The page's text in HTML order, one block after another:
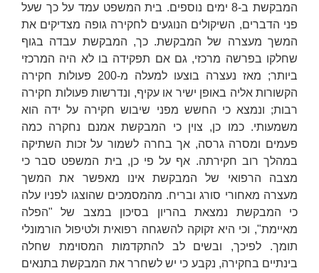
המבקשת ב-8 ימים נוספים. בית המשפט עמד על כך שעל
פני הדברים, השיקולים הנוגעים לחקירה גופה מצדיקים את
המשך מעצרה של המבקשת. כך, המבקשת עבדה בגוף
שחלקו בפרשה מרכזי, גם אם תפקידה בו לא היה המרכזי
ביותר; מאז נעצרה בוצעו למעלה מ-200 פעולות חקירה
הקשורות אליה באופן ישיר או עקיף, ונדרשות פעולות חקירה
רבות; ונמצא כי החשש מפני שיבוש חקירה על ידה הוא
משמעותי. כמו כן, צוין כי המבקשת אמנם נחקרה כמה
פעמים ומסרה גרסה, אך בחרה לשמור על זכות השתיקה
במהלך רוב חקירתה. אף על פי כן, בית המשפט סבר כי
מצבה הרפואי של המבקשת אינו מאפשר את המשך
מעצרה מאחורי סורג ובריח. מהמסמכים שהוצגו לפניו עלה
כי המבקשת נמצאת בהריון בסיכון במצב של "הפלה
מאיימת", וכי היא זקוקה להשגחה רפואית ולטיפול הורמונלי
תומך. לפיכך, ובשים לב להתקדמות המסוימת שחלה
בינתיים בחקירה, נקבע כי יש לשחרר את המבקשת בתנאים